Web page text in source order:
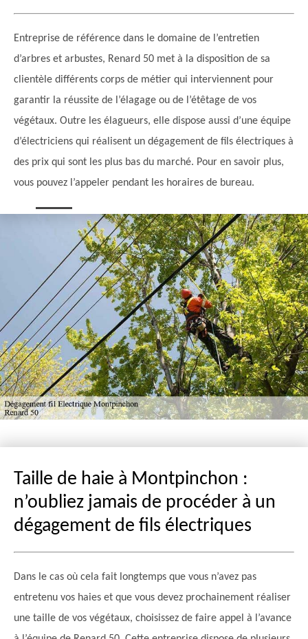
Entreprise de référence dans le domaine de l’entretien
d’arbres et arbustes, Renard 50 met à la disposition de sa
clientèle différents corps de métier qui interviennent pour
garantir la réussite de l’élagage ou de l’étêtage de vos
végétaux. Outre les élagueurs, elle dispose aussi d’une équipe
d’électriciens qui réalisent un dégagement de fils électriques à
des prix qui sont les plus bas du marché. Pour en savoir plus,
vous pouvez l’appeler pendant les horaires de bureau.
Taille de haie à Montpinchon :
n’oubliez jamais de procéder à un
dégagement de fils électriques
Dans le cas où cela fait longtemps que vous n’avez pas
entretenu vos haies et que vous devez prochainement réaliser
une taille de vos végétaux, choisissez de faire appel à l’avance